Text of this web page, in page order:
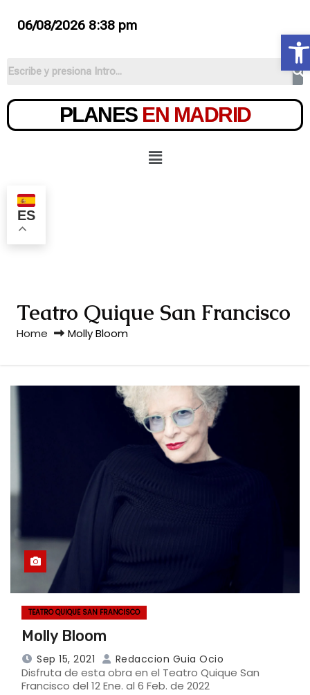
06/08/2026 8:38 pm
PLANES EN MADRID
ES
Teatro Quique San Francisco
Home Molly Bloom
TEATRO QUIQUE SAN FRANCISCO
Molly Bloom
Sep 15, 2021 Redaccion Guia Ocio
Disfruta de esta obra en el Teatro Quique San
Francisco del 12 Ene. al 6 Feb. de 2022